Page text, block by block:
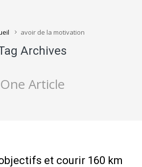
avoir de la motivation
Archives
One Article
et courir 160 km